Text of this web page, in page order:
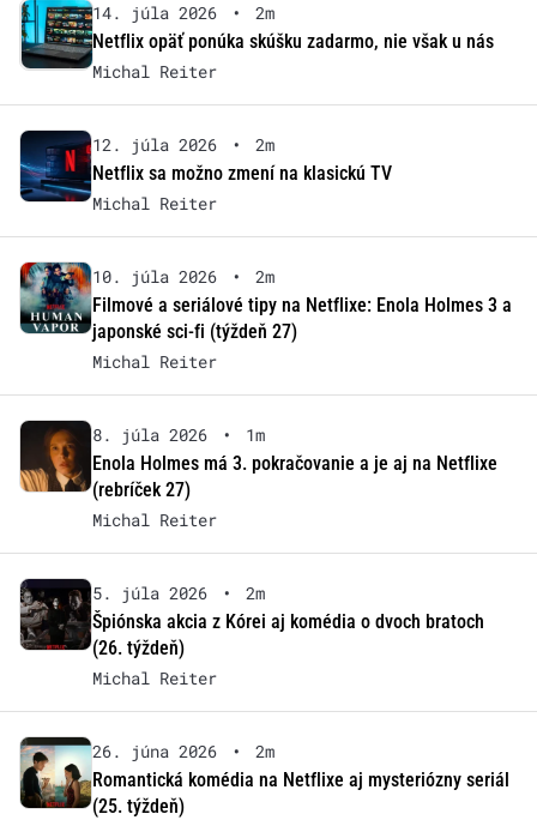
14. júla 2026 •
2m
Netflix opäť ponúka skúšku zadarmo, nie však u nás
Michal Reiter
12. júla 2026 •
2m
Netflix sa možno zmení na klasickú TV
Michal Reiter
10. júla 2026 •
2m
Filmové a seriálové tipy na Netflixe: Enola Holmes 3 a
japonské sci-fi (týždeň 27)
Michal Reiter
8. júla 2026 •
1m
Enola Holmes má 3. pokračovanie a je aj na Netflixe
(rebríček 27)
Michal Reiter
5. júla 2026 •
2m
Špiónska akcia z Kórei aj komédia o dvoch bratoch
(26. týždeň)
Michal Reiter
26. júna 2026 •
2m
Romantická komédia na Netflixe aj mysteriózny seriál
(25. týždeň)